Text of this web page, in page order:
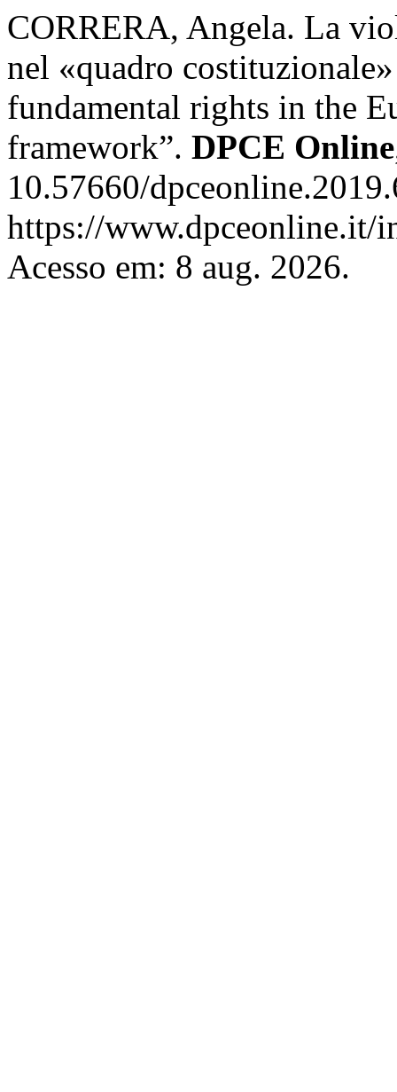
CORRERA, Angela. La
nel «quadro
fundamental rights in the
framework”. DPCE Online
10.57660/
https://www.dpceonline.it/
Acesso em: 8 aug. 2026.